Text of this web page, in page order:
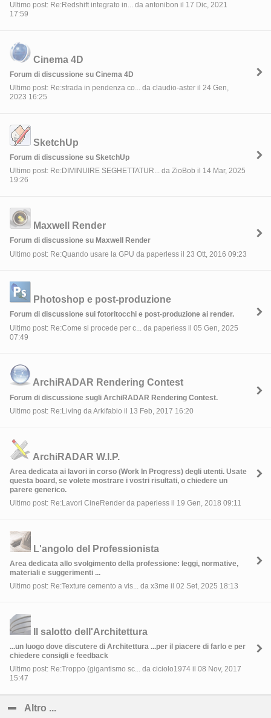
Ultimo post: Re:Redshift integrato in... da antonibon il 17 Dic, 2021
17:59
Cinema 4D
Forum di discussione su Cinema 4D
Ultimo post: Re:strada in pendenza co... da claudio-aster il 24 Gen,
2023 16:25
SketchUp
Forum di discussione su SketchUp
Ultimo post: Re:DIMINUIRE SEGHETTATUR... da ZioBob il 14 Mar, 2025
19:26
Maxwell Render
Forum di discussione su Maxwell Render
Ultimo post: Re:Quando usare la GPU da paperless il 23 Ott, 2016 09:23
Photoshop e post-produzione
Forum di discussione sui fotoritocchi e post-produzione ai render.
Ultimo post: Re:Come si procede per c... da paperless il 05 Gen, 2025
07:49
ArchiRADAR Rendering Contest
Forum di discussione sugli ArchiRADAR Rendering Contest.
Ultimo post: Re:Living da Arkifabio il 13 Feb, 2017 16:20
ArchiRADAR W.I.P.
Area dedicata ai lavori in corso (Work In Progress) degli utenti. Usate
questa board, se volete mostrare i vostri risultati, o chiedere un
parere generico.
Ultimo post: Re:Lavori CineRender da paperless il 19 Gen, 2018 09:11
L'angolo del Professionista
Area dedicata allo svolgimento della professione: leggi, normative,
materiali e suggerimenti ...
Ultimo post: Re:Texture cemento a vis... da x3me il 02 Set, 2025 18:13
Il salotto dell'Architettura
...un luogo dove discutere di Architettura ...per il piacere di farlo e per
chiedere consigli e feedback
Ultimo post: Re:Troppo (gigantismo sc... da ciciolo1974 il 08 Nov, 2017
15:47
Altro ...